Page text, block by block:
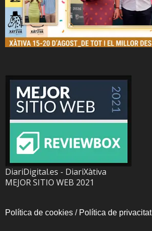
DiariDigital.es - DiariXàtiva
MEJOR SITIO WEB 2021
Política de cookies / Política de privacitat